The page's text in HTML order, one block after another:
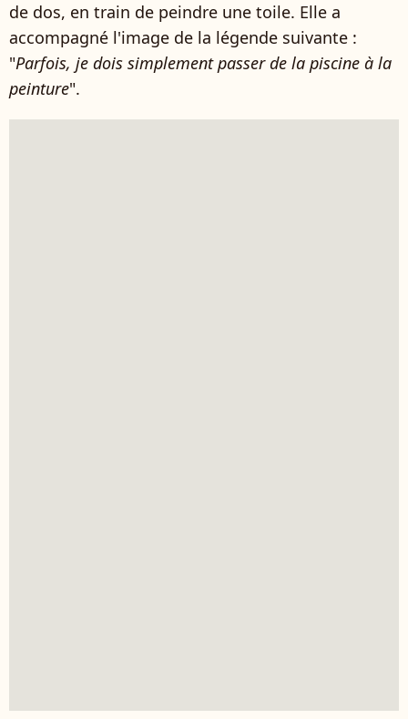
de dos, en train de peindre une toile. Elle a
accompagné l'image de la légende suivante :
"Parfois, je dois simplement passer de la piscine à la
peinture".